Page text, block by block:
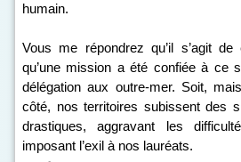
humain.
Vous me répondrez qu’il s’agit
qu’une mission a été confiée à ce
délégation aux outre-mer. Soit,
côté, nos territoires subissent des
drastiques, aggravant les
imposant l’exil à nos lauréats.